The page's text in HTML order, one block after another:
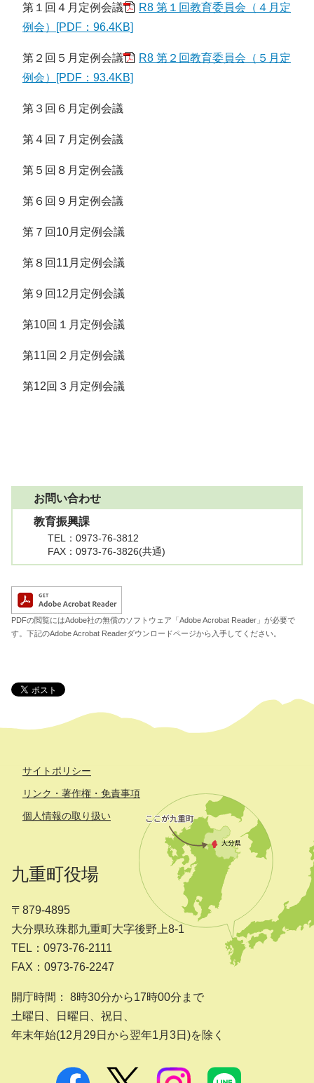
第１回４月定例会議
R8 第１回教育委員会（４月定
例会）[PDF：96.4KB]
第２回５月定例会議
R8 第２回教育委員会（５月定
例会）[PDF：93.4KB]
第３回６月定例会議
第４回７月定例会議
第５回８月定例会議
第６回９月定例会議
第７回10月定例会議
第８回11月定例会議
第９回12月定例会議
第10回１月定例会議
第11回２月定例会議
第12回３月定例会議
お問い合わせ
教育振興課
TEL
：0973-76-3812
FAX ：0973-76-3826(共通)
PDFの閲覧にはAdobe社の無償のソフトウェア「Adobe Acrobat Reader」が必要で
す。下記のAdobe Acrobat Readerダウンロードページから入手してください。
サイトポリシー
リンク・著作権・免責事項
個人情報の取り扱い
九重町役場
〒879-4895
大分県玖珠郡九重町大字後野上8-1
TEL：0973-76-2111
FAX：0973-76-2247
開庁時間： 8時30分から17時00分まで
土曜日、日曜日、祝日、
年末年始(12月29日から翌年1月3日)を除く